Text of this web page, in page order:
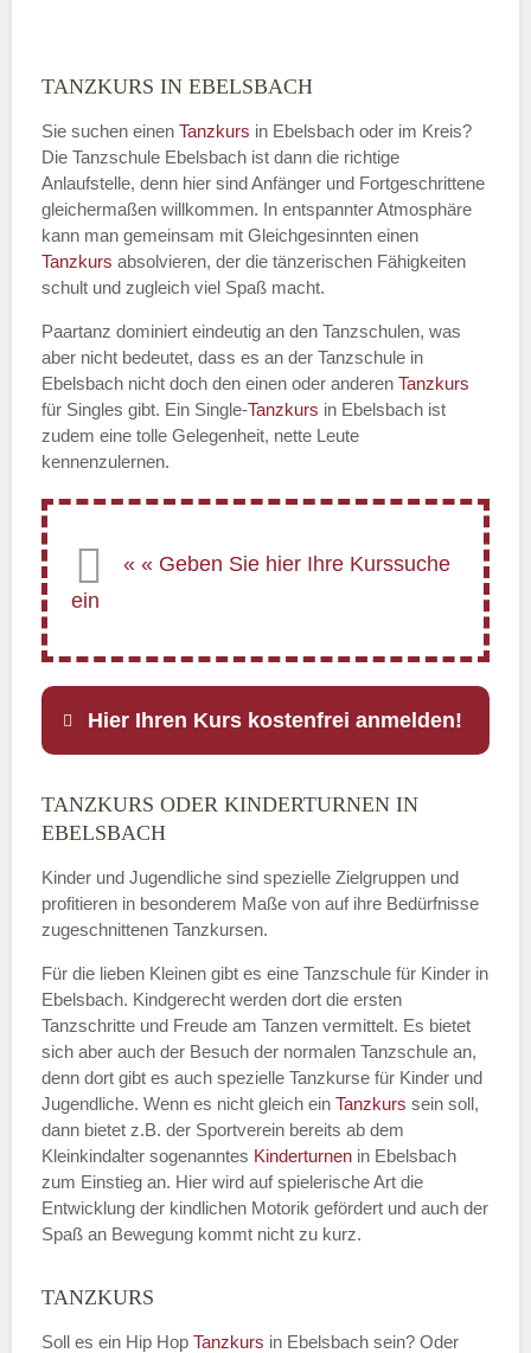
TANZKURS IN EBELSBACH
Sie suchen einen Tanzkurs in Ebelsbach oder im Kreis?
Die Tanzschule Ebelsbach ist dann die richtige
Anlaufstelle, denn hier sind Anfänger und Fortgeschrittene
gleichermaßen willkommen. In entspannter Atmosphäre
kann man gemeinsam mit Gleichgesinnten einen
Tanzkurs absolvieren, der die tänzerischen Fähigkeiten
schult und zugleich viel Spaß macht.
Paartanz dominiert eindeutig an den Tanzschulen, was
aber nicht bedeutet, dass es an der Tanzschule in
Ebelsbach nicht doch den einen oder anderen Tanzkurs
für Singles gibt. Ein Single-Tanzkurs in Ebelsbach ist
zudem eine tolle Gelegenheit, nette Leute
kennenzulernen.
Hier Ihren Kurs kostenfrei anmelden!
Name
E-Mail*
Name der Tanzschule
Kontakt E-Mail
TANZKURS ODER KINDERTURNEN IN
EBELSBACH
Kinder und Jugendliche sind spezielle Zielgruppen und
profitieren in besonderem Maße von auf ihre Bedürfnisse
zugeschnittenen Tanzkursen.
Für die lieben Kleinen gibt es eine Tanzschule für Kinder in
Ebelsbach. Kindgerecht werden dort die ersten
Tanzschritte und Freude am Tanzen vermittelt. Es bietet
sich aber auch der Besuch der normalen Tanzschule an,
denn dort gibt es auch spezielle Tanzkurse für Kinder und
Jugendliche. Wenn es nicht gleich ein Tanzkurs sein soll,
dann bietet z.B. der Sportverein bereits ab dem
Kleinkindalter sogenanntes Kinderturnen in Ebelsbach
zum Einstieg an. Hier wird auf spielerische Art die
Entwicklung der kindlichen Motorik gefördert und auch der
Spaß an Bewegung kommt nicht zu kurz.
TANZKURS
Soll es ein Hip Hop Tanzkurs in Ebelsbach sein? Oder